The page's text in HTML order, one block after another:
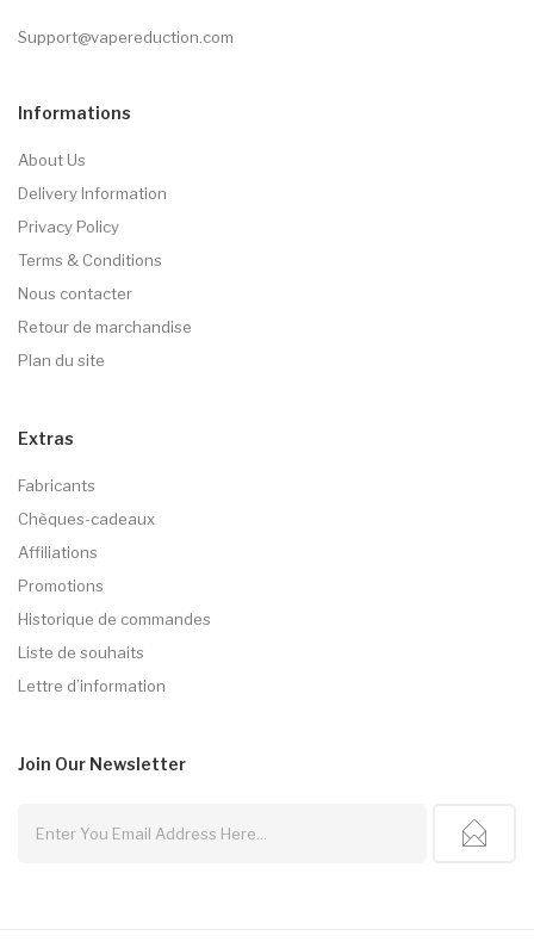
Support@vapereduction.com
Informations
About Us
Delivery Information
Privacy Policy
Terms & Conditions
Nous contacter
Retour de marchandise
Plan du site
Extras
Fabricants
Chèques-cadeaux
Affiliations
Promotions
Historique de commandes
Liste de souhaits
Lettre d’information
Join Our Newsletter